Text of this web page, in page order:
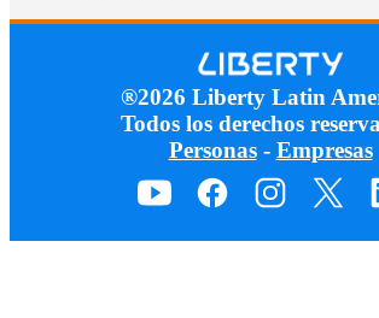
®2026 Liberty Latin
Todos los derechos
Personas- Empresas